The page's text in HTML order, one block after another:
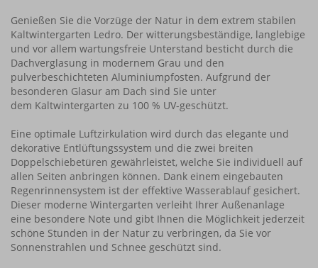
Genießen Sie die Vorzüge der Natur in dem extrem stabilen
Kaltwintergarten Ledro. Der witterungsbeständige, langlebige
und vor allem wartungsfreie Unterstand besticht durch die
Dachverglasung in modernem Grau und den
pulverbeschichteten Aluminiumpfosten. Aufgrund der
besonderen Glasur am Dach sind Sie unter
dem Kaltwintergarten zu 100 % UV-geschützt.
Eine optimale Luftzirkulation wird durch das elegante und
dekorative Entlüftungssystem und die zwei breiten
Doppelschiebetüren gewährleistet, welche Sie individuell auf
allen Seiten anbringen können. Dank einem eingebauten
Regenrinnensystem ist der effektive Wasserablauf gesichert.
Dieser moderne Wintergarten verleiht Ihrer Außenanlage
eine besondere Note und gibt Ihnen die Möglichkeit jederzeit
schöne Stunden in der Natur zu verbringen, da Sie vor
Sonnenstrahlen und Schnee geschützt sind.